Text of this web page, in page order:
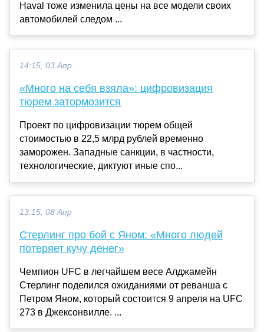
Haval тоже изменила цены на все модели своих
автомобилей следом ...
14:15, 03 Апр
«Много на себя взяла»: цифровизация
тюрем затормозится
Проект по цифровизации тюрем общей
стоимостью в 22,5 млрд рублей временно
заморожен. Западные санкции, в частности,
технологические, диктуют иные спо...
13:15, 08 Апр
Стерлинг про бой с Яном: «Много людей
потеряет кучу денег»
Чемпион UFC в легчайшем весе Алджамейн
Стерлинг поделился ожиданиями от реванша с
Петром Яном, который состоится 9 апреля на UFC
273 в Джексонвилле. ...